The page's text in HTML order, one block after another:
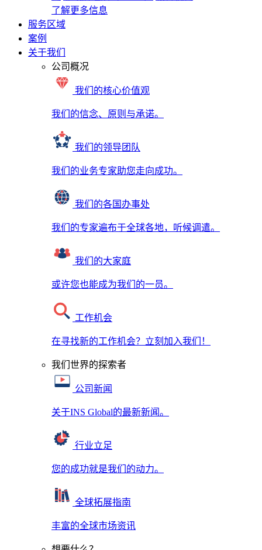
了解更多信息
服务区域
案例
关于我们
公司概况
我们的核心价值观
我们的信念、原则与承诺。
我们的领导团队
我们的业务专家助您走向成功。
我们的各国办事处
我们的专家遍布于全球各地，听候调遣。
我们的大家庭
或许您也能成为我们的一员。
工作机会
在寻找新的工作机会？立刻加入我们！
我们世界的探索者
公司新闻
关于INS Global的最新新闻。
行业立足
您的成功就是我们的动力。
全球拓展指南
丰富的全球市场资讯